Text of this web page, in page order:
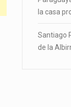
la casa
Santiago
de la